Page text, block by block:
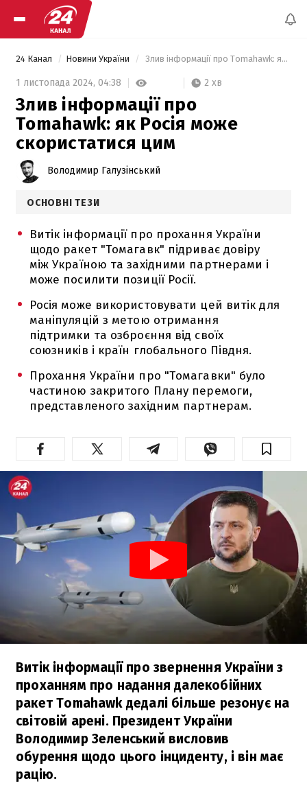
24 Канал Новини України Злив інформації про Tomahawk: як Росія може скористатися цим
1 листопада 2024, 04:38 2 хв
Злив інформації про
Tomahawk: як Росія може
скористатися цим
Володимир Галузінський
ОСНОВНІ ТЕЗИ
Витік інформації про прохання України
щодо ракет "Томагавк" підриває довіру
між Україною та західними партнерами і
може посилити позиції Росії.
Росія може використовувати цей витік для
маніпуляцій з метою отримання
підтримки та озброєння від своїх
союзників і країн глобального Півдня.
Прохання України про "Томагавки" було
частиною закритого Плану перемоги,
представленого західним партнерам.
Витік інформації про звернення України з
проханням про надання далекобійних
ракет Tomahawk дедалі більше резонує на
світовій арені. Президент України
Володимир Зеленський висловив
обурення щодо цього інциденту, і він має
рацію.